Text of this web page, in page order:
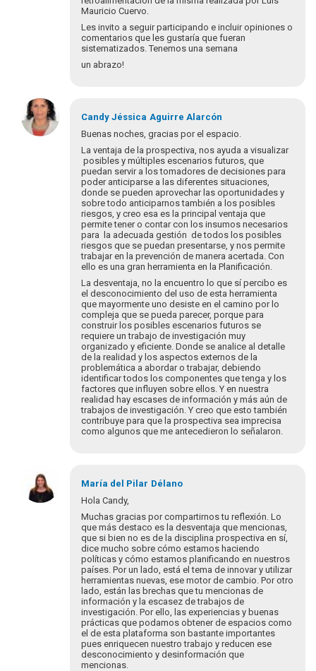
jespinosa@dnp.gov.co
Mauricio Cuervo.
Les invito a seguir participando e incluir opiniones o
comentarios que les gustaría que fueran
sistematizados. Tenemos una semana
un abrazo!
Candy Jéssica Aguirre Alarcón
Buenas noches, gracias por el espacio.
La ventaja de la prospectiva, nos ayuda a visualizar
posibles y múltiples escenarios futuros, que
puedan servir a los tomadores de decisiones para
poder anticiparse a las diferentes situaciones,
donde se pueden aprovechar las oportunidades y
sobre todo anticiparnos también a los posibles
riesgos, y creo esa es la principal ventaja que
permite tener o contar con los insumos necesarios
para la adecuada gestión de todos los posibles
riesgos que se puedan presentarse, y nos permite
trabajar en la prevención de manera acertada. Con
ello es una gran herramienta en la Planificación.
La desventaja, no la encuentro lo que sí percibo es
el desconocimiento del uso de esta herramienta
que mayormente uno desiste en el camino por lo
compleja que se pueda parecer, porque para
construir los posibles escenarios futuros se
requiere un trabajo de investigación muy
organizado y eficiente. Donde se analice al detalle
de la realidad y los aspectos externos de la
problemática a abordar o trabajar, debiendo
identificar todos los componentes que tenga y los
factores que influyen sobre ellos. Y en nuestra
realidad hay escases de información y más aún de
trabajos de investigación. Y creo que esto también
contribuye para que la prospectiva sea imprecisa
como algunos que me antecedieron lo señalaron.
María del Pilar Délano
Hola Candy,
Muchas gracias por compartirnos tu reflexión. Lo
que más destaco es la desventaja que mencionas,
que si bien no es de la disciplina prospectiva en sí,
dice mucho sobre cómo estamos haciendo
políticas y cómo estamos planificando en nuestros
países. Por un lado, está el tema de innovar y utilizar
herramientas nuevas, ese motor de cambio. Por otro
lado, están las brechas que tu mencionas de
información y la escasez de trabajos de
investigación. Por ello, las experiencias y buenas
prácticas que podamos obtener de espacios como
el de esta plataforma son bastante importantes
pues enriquecen nuestro trabajo y reducen ese
desconocimiento y desinformación que
mencionas.